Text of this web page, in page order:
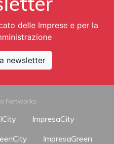
delle Imprese e per la
newsletter
Networks
ImpresaCity
ImpresaGreen